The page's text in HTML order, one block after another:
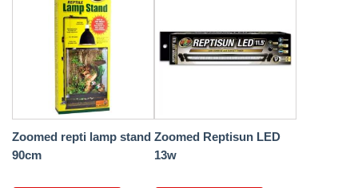
Zoomed repti lamp stand
90cm
Zoomed Reptisun LED
13w